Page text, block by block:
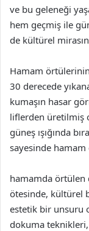
ve bu geleneği
hem geçmiş ile
de kültürel
Hamam
30 derecede
kumaşın hasar
liflerden üretilmiş
güneş ışığında
sayesinde
hamamda örtülen
ötesinde, kültürel
estetik bir unsuru
dokuma